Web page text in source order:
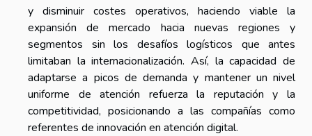
y disminuir costes operativos, haciendo viable la
expansión de mercado hacia nuevas regiones y
segmentos sin los desafíos logísticos que antes
limitaban la internacionalización. Así, la capacidad de
adaptarse a picos de demanda y mantener un nivel
uniforme de atención refuerza la reputación y la
competitividad, posicionando a las compañías como
referentes de innovación en atención digital.